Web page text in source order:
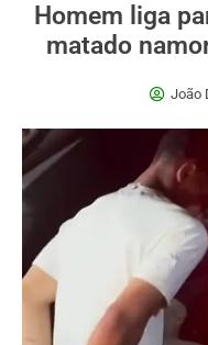
Homem liga
matado
João